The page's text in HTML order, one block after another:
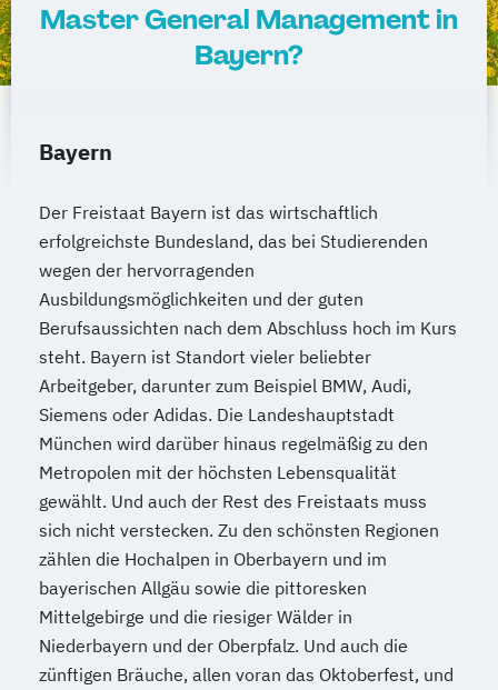
Master General Management in
Bayern?
Bayern
Der Freistaat Bayern ist das wirtschaftlich
erfolgreichste Bundesland, das bei Studierenden
wegen der hervorragenden
Ausbildungsmöglichkeiten und der guten
Berufsaussichten nach dem Abschluss hoch im Kurs
steht. Bayern ist Standort vieler beliebter
Arbeitgeber, darunter zum Beispiel BMW, Audi,
Siemens oder Adidas. Die Landeshauptstadt
München wird darüber hinaus regelmäßig zu den
Metropolen mit der höchsten Lebensqualität
gewählt. Und auch der Rest des Freistaats muss
sich nicht verstecken. Zu den schönsten Regionen
zählen die Hochalpen in Oberbayern und im
bayerischen Allgäu sowie die pittoresken
Mittelgebirge und die riesiger Wälder in
Niederbayern und der Oberpfalz. Und auch die
zünftigen Bräuche, allen voran das Oktoberfest, und